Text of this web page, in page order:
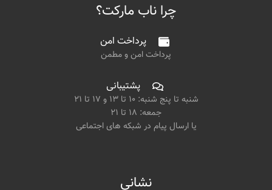
چرا ناب مارکت؟
پرداخت امن
پرداخت امن و مطمن
پشتیبانی
شنبه تا پنج شنبه: ۱۰ تا ۱۳ و ۱۷ تا ۲۱
جمعه: ۱۸ تا ۲۱
یا ارسال پیام در شبکه های اجتماعی
نشانی